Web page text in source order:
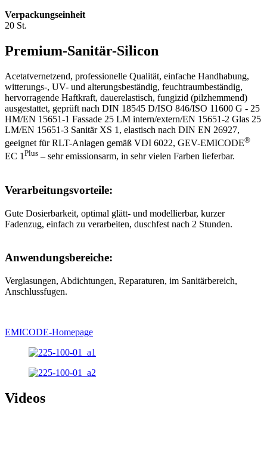
Verpackungseinheit
20 St.
Premium-Sanitär-Silicon
Acetatvernetzend, professionelle Qualität, einfache Handhabung,
witterungs-, UV- und alterungsbeständig, feuchtraumbeständig,
hervorragende Haftkraft, dauerelastisch, fungizid (pilzhemmend)
ausgestattet, geprüft nach DIN 18545 D/ISO 846/ISO 11600 G - 25
HM/EN 15651-1 Fassade 25 LM intern/extern/EN 15651-2 Glas 25
LM/EN 15651-3 Sanitär XS 1, elastisch nach DIN EN 26927,
geeignet für RLT-Anlagen gemäß VDI 6022, GEV-EMICODE®
EC 1 Plus – sehr emissionsarm, in sehr vielen Farben lieferbar.
Verarbeitungsvorteile:
Gute Dosierbarkeit, optimal glätt- und modellierbar, kurzer
Fadenzug, einfach zu verarbeiten, duschfest nach 2 Stunden.
Anwendungsbereiche:
Verglasungen, Abdichtungen, Reparaturen, im Sanitärbereich,
Anschlussfugen.
EMICODE-Homepage
Videos